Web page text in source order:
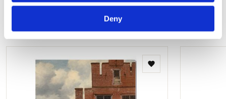
Deny
Meer van Hollandse Meesters
Toevoegen